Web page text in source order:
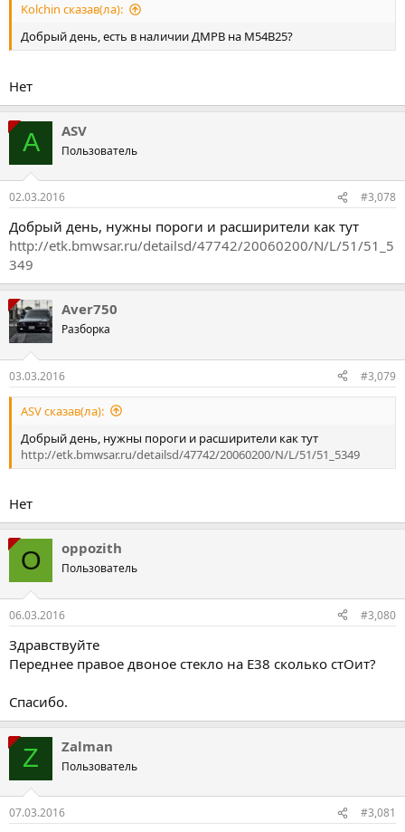
Kolchin сказав(ла):
Добрый день, есть в наличии ДМРВ на M54B25?
Нет
A ASV
Пользователь
02.03.2016 #3,078
Добрый день, нужны пороги и расширители как тут
http://etk.bmwsar.ru/detailsd/47742/20060200/N/L/51/51_5
349
Aver750
Разборка
03.03.2016 #3,079
ASV сказав(ла):
Добрый день, нужны пороги и расширители как тут
http://etk.bmwsar.ru/detailsd/47742/20060200/N/L/51/51_5349
Нет
O oppozith
Пользователь
06.03.2016 #3,080
Здравствуйте
Переднее правое двоное стекло на Е38 сколько стОит?
Спасибо.
Z Zalman
Пользователь
07.03.2016 #3,081